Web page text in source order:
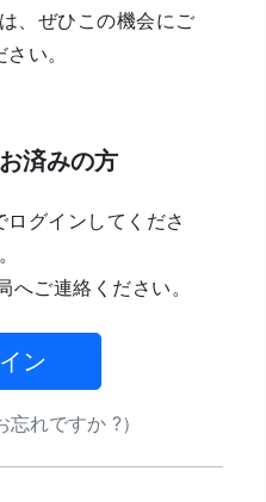
、ぜひこの機会にご
い。
済みの方
グインしてくださ
へご連絡ください。
ン
忘れですか ?）